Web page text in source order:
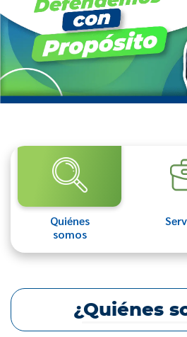
Quiénes
somos
¿Quiénes